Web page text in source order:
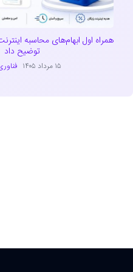
همراه اول ابهام‌های محاسبه
توضیح داد
۱۵ مرداد ۱۴۰۵